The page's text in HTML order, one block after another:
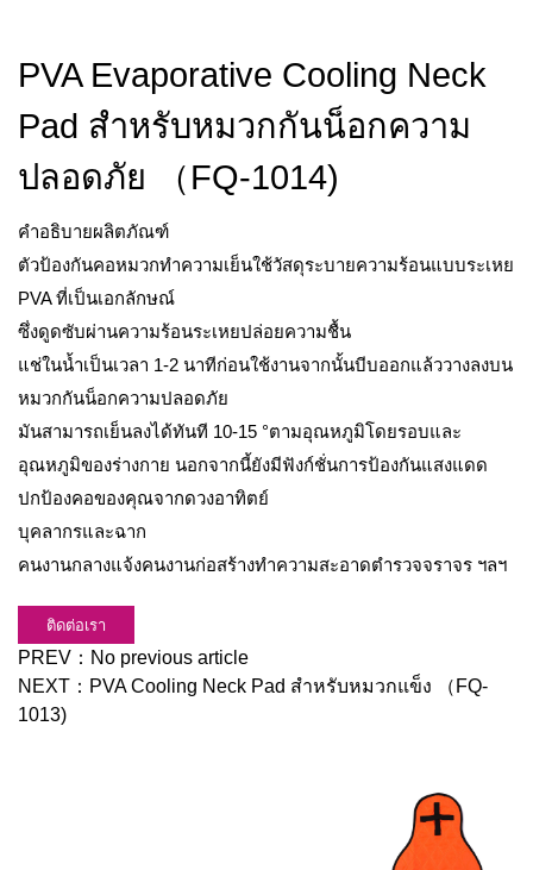
PVA Evaporative Cooling Neck
Pad สำหรับหมวกกันน็อกความ
ปลอดภัย （FQ-1014)
คำอธิบายผลิตภัณฑ์
ตัวป้องกันคอหมวกทำความเย็นใช้วัสดุระบายความร้อนแบบระเหย
PVA ที่เป็นเอกลักษณ์
ซึ่งดูดซับผ่านความร้อนระเหยปล่อยความชื้น
แช่ในน้ำเป็นเวลา 1-2 นาทีก่อนใช้งานจากนั้นบีบออกแล้ววางลงบน
หมวกกันน็อกความปลอดภัย
มันสามารถเย็นลงได้ทันที 10-15 °ตามอุณหภูมิโดยรอบและ
อุณหภูมิของร่างกาย นอกจากนี้ยังมีฟังก์ชั่นการป้องกันแสงแดด
ปกป้องคอของคุณจากดวงอาทิตย์
บุคลากรและฉาก
คนงานกลางแจ้งคนงานก่อสร้างทำความสะอาดตำรวจจราจร ฯลฯ
ติดต่อเรา
PREV： No previous article
NEXT： PVA Cooling Neck Pad สำหรับหมวกแข็ง （FQ-
1013)